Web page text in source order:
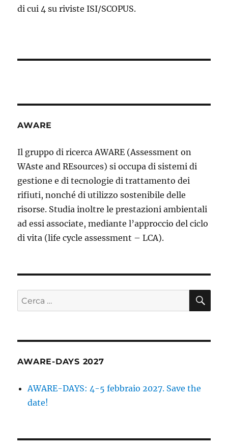
di cui 4 su riviste ISI/SCOPUS.
AWARE
Il gruppo di ricerca AWARE (Assessment on
WAste and REsources) si occupa di sistemi di
gestione e di tecnologie di trattamento dei
rifiuti, nonché di utilizzo sostenibile delle
risorse. Studia inoltre le prestazioni ambientali
ad essi associate, mediante l’approccio del ciclo
di vita (life cycle assessment – LCA).
Cerca:
AWARE-DAYS 2027
AWARE-DAYS: 4-5 febbraio 2027. Save the
date!